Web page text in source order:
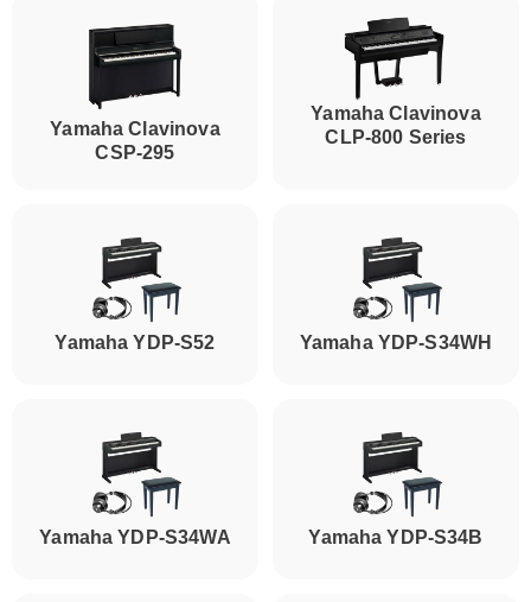
Yamaha Clavinova
CSP-295
Yamaha Clavinova
CLP-800 Series
Yamaha YDP-S52 Yamaha YDP-S34WH
Yamaha YDP-S34WA Yamaha YDP-S34B